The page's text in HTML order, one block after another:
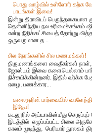
பொது வாழ்வில் உள்ளோர் கற்க
பாடங்கள் இவை!
இன்று திராவிடப் பெருந்தகையாள
தென்னிந்திய நல உரிமைச்சங்கம்
என்ற நீதிக்கட்சியைத் தோற்று
ஒருவருமான த...
சில நேரங்களில் சில மணமக்கள்!
திருமணங்களை வைதீகர்கள் நாள்,
ஜோஸ்யம் இவை களையெல்லாம்
நிச்சயிக்கின்றனர். இதில் வர்க்க
ஏழை, பணக்கார...
கலைஞரின் பார்வையில்
இதோ!
கடலூரில் அய்யாவின்மீது
இடத்தில் எழுப்பப்பட்ட சிலை
காலம் முடிந்து, பெரியார் நூலகம்